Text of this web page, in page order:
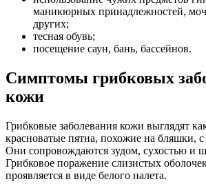
маникюрных принадлежностей,
других;
тесная обувь;
посещение саун, бань, бассейнов.
Симптомы грибковых
кожи
Грибковые заболевания кожи выглядят
красноватые пятна, похожие на бляшки, с
Они сопровождаются зудом, сухостью и
Грибковое поражение слизистых
проявляется в виде белого налета.